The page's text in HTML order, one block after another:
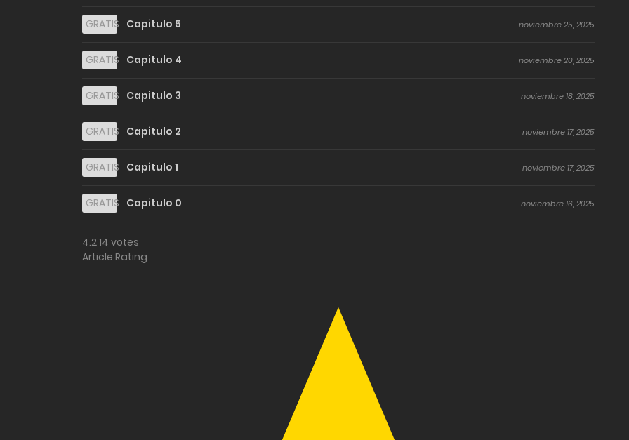
GRATIS Capitulo 5 noviembre 25, 2025
GRATIS Capitulo 4 noviembre 20, 2025
GRATIS Capitulo 3 noviembre 18, 2025
GRATIS Capitulo 2 noviembre 17, 2025
GRATIS Capitulo 1 noviembre 17, 2025
GRATIS Capitulo 0 noviembre 16, 2025
4.214 votes
Article Rating